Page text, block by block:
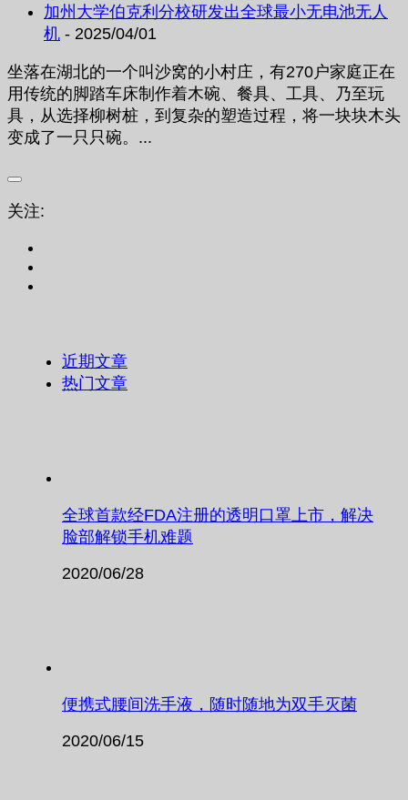
加州大学伯克利分校研发出全球最小无电池无人
机 - 2025/04/01
坐落在湖北的一个叫沙窝的小村庄，有270户家庭正在
用传统的脚踏车床制作着木碗、餐具、工具、乃至玩
具，从选择柳树桩，到复杂的塑造过程，将一块块木头
变成了一只只碗。...
关注:
近期文章
热门文章
全球首款经FDA注册的透明口罩上市，解决
脸部解锁手机难题
2020/06/28
便携式腰间洗手液，随时随地为双手灭菌
2020/06/15